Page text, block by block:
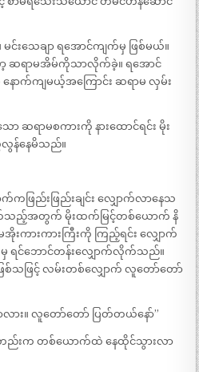
းသေချာ ရအောင်ကျက်မှ ဖြစ်မယ်။
ဆရာမအိမ်ကိုသာလိုက်ခဲ့။ ရအောင်
နောက်ကျမယ့်အကြောင်း ဆရာမ လှမ်း
ဆရာမစကားကို နားထောင်ရင်း မိုး
န်နေမိသည်။
ြည်းဖြည်းချင်း လျှောက်လာနေသ
သည့်အတွက် မိုးထက်မြင့်တစ်ယောက် နိ
ကားကားကြီးကို ကြည့်ရင်း လျှောက်
မှ ရင်ဘောင်တန်းလျှောက်လိုက်သည်။
သဖြင့် လမ်းတစ်လျှောက် လူတော်တော်
လား။ လူတော်တော် ပြတ်တယ်နော်”
တည်းက တစ်ယောက်ထဲ နေထိုင်သွားလာ